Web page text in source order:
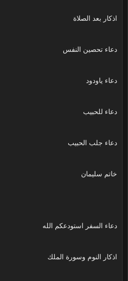
اذكار بعد الصلاة
دعاء تحصين النفس
دعاء ياودود
دعاء للحبيب
دعاء جلب الحبيب
خاتم سليمان
دعاء السفر استودعكم الله
اذكار النوم وسورة الملك